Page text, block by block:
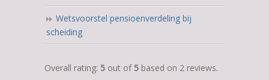
Wetsvoorstel pensioenverdeling bij
scheiding
5,0
Overall rating: 5 out of 5 based on 2 reviews.